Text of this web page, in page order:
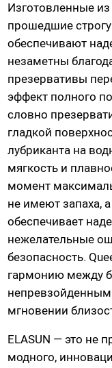
Фаллопротезы,
Анатомические
Насадки для страпонов
Трусики для страпона
Вагины,
Вагины
Попки
Ротики, грудь
Яйца, мини-
Секс-куклы
Tenga
Хай-тек мастурбаторы
Помпа
Гидропомпы Bathmate
Изготовленные из
прошедшие
обеспечивают
незаметны
презервативы
эффект полного
словно
гладкой
лубриканта на
мягкость и
момент
не имеют запаха,
обеспечивает
нежелательные
безопасность.
гармонию между
мгновении
ELASUN — это не
модного,